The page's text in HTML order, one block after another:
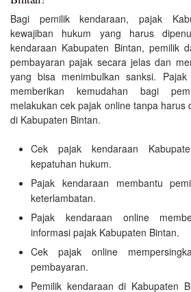
Bagi pemilik kendaraan, pajak
kewajiban hukum yang harus
kendaraan Kabupaten Bintan, pemilik
pembayaran pajak secara jelas dan
yang bisa menimbulkan sanksi.
memberikan kemudahan bagi
melakukan cek pajak online tanpa harus
di Kabupaten Bintan.
Cek pajak kendaraan
kepatuhan hukum.
Pajak kendaraan membantu
keterlambatan.
Pajak kendaraan online
informasi pajak Kabupaten Bintan.
Cek pajak online
pembayaran.
Pemilik kendaraan di Kabupaten